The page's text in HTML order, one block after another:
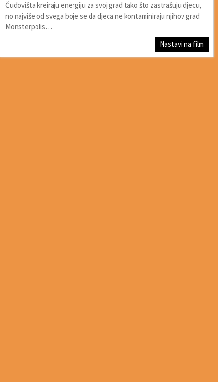
Čudovišta kreiraju energiju za svoj grad tako što zastrašuju djecu,
no najviše od svega boje se da djeca ne kontaminiraju njihov grad
Monsterpolis…
Nastavi na film